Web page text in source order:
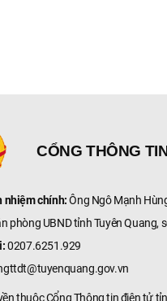
CỔNG THÔNG
nhiệm chính:Ông Ngô Mạnh
phòng UBND tỉnh Tuyên Quang,
0207.6251.929
thuộc Cổng Thông tin điện tử